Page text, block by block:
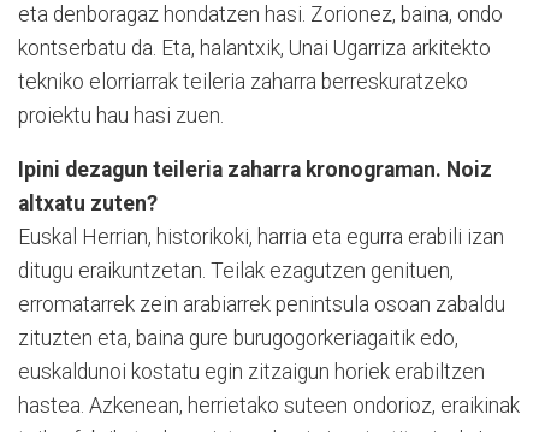
eta denboragaz hondatzen hasi. Zorionez, baina, ondo
kontserbatu da. Eta, halantxik, Unai Ugarriza arkitekto
tekniko elorriarrak teileria zaharra berreskuratzeko
proiektu hau hasi zuen.
Ipini dezagun teileria zaharra kronograman. Noiz
altxatu zuten?
Euskal Herrian, historikoki, harria eta egurra erabili izan
ditugu eraikuntzetan. Teilak ezagutzen genituen,
erromatarrek zein arabiarrek penintsula osoan zabaldu
zituzten eta, baina gure burugogorkeriagaitik edo,
euskaldunoi kostatu egin zitzaigun horiek erabiltzen
hastea. Azkenean, herrietako suteen ondorioz, eraikinak